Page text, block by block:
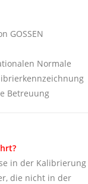
GOSSEN
Normale
Betreuung
in der Kalibrierung
die nicht in der